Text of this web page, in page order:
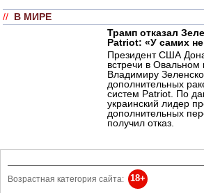
// В МИРЕ
Трамп отказал
Patriot: «У самих не
Президент США
встречи в Овальном
Владимиру
дополнительных
систем Patriot. По
украинский лидер
дополнительных
получил отказ.
Возрастная категория сайта: 18+